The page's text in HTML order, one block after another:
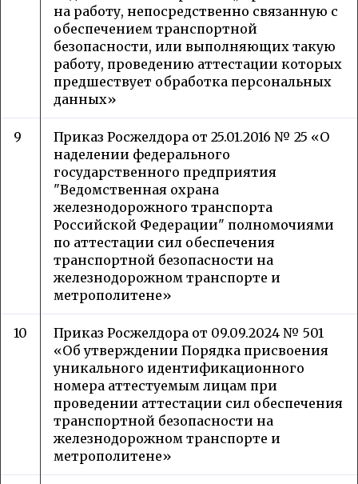
на работу, непосредственно связанную с
обеспечением транспортной
безопасности, или выполняющих такую
работу, проведению аттестации которых
предшествует обработка персональных
данных»
9
Приказ Росжелдора от 25.01.2016 № 25 «О
наделении федерального
государственного предприятия
"Ведомственная охрана
железнодорожного транспорта
Российской Федерации" полномочиями
по аттестации сил обеспечения
транспортной безопасности на
железнодорожном транспорте и
метрополитене»
10
Приказ Росжелдора от 09.09.2024 № 501
«Об утверждении Порядка присвоения
уникального идентификационного
номера аттестуемым лицам при
проведении аттестации сил обеспечения
транспортной безопасности на
железнодорожном транспорте и
метрополитене»